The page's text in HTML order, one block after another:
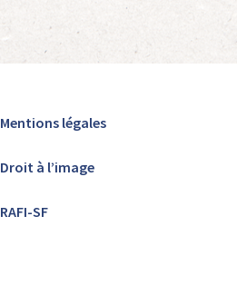
Mentions légales
Droit à l’image
RAFI-SF